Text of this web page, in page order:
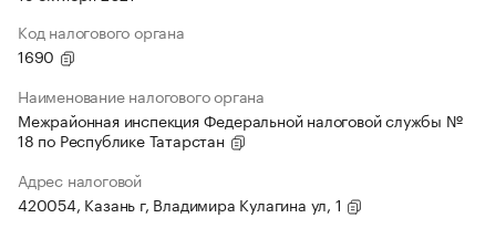
Код налогового органа
1690
Наименование налогового органа
Межрайонная инспекция Федеральной налоговой службы №
18 по Республике Татарстан
Адрес налоговой
420054, Казань г, Владимира Кулагина ул, 1